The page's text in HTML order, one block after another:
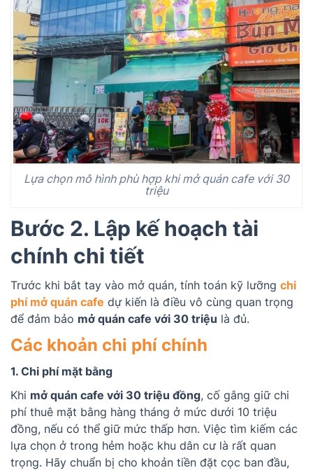
Lựa chọn mô hình phù hợp khi mở quán cafe với 30
triệu
Bước 2. Lập kế hoạch tài
chính chi tiết
Trước khi bắt tay vào mở quán, tính toán kỹ lưỡng chi
phí mở quán cafe dự kiến là điều vô cùng quan trọng
để đảm bảo mở quán cafe với 30 triệu là đủ.
Các khoản chi phí chính
1. Chi phí mặt bằng
Khi mở quán cafe với 30 triệu đồng, cố gắng giữ chi
phí thuê mặt bằng hàng tháng ở mức dưới 10 triệu
đồng, nếu có thể giữ mức thấp hơn. Việc tìm kiếm các
lựa chọn ở trong hẻm hoặc khu dân cư là rất quan
trọng. Hãy chuẩn bị cho khoản tiền đặt cọc ban đầu,